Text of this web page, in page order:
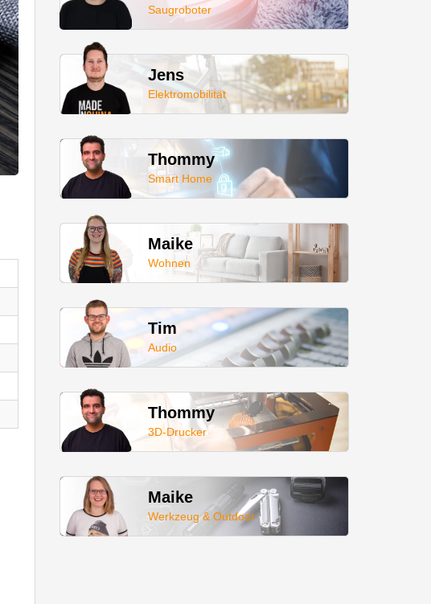
Saugroboter
Jens
Elektromobilität
Thommy
Smart Home
Maike
Wohnen
Tim
Audio
Thommy
3D-Drucker
Maike
Werkzeug & Outdoor